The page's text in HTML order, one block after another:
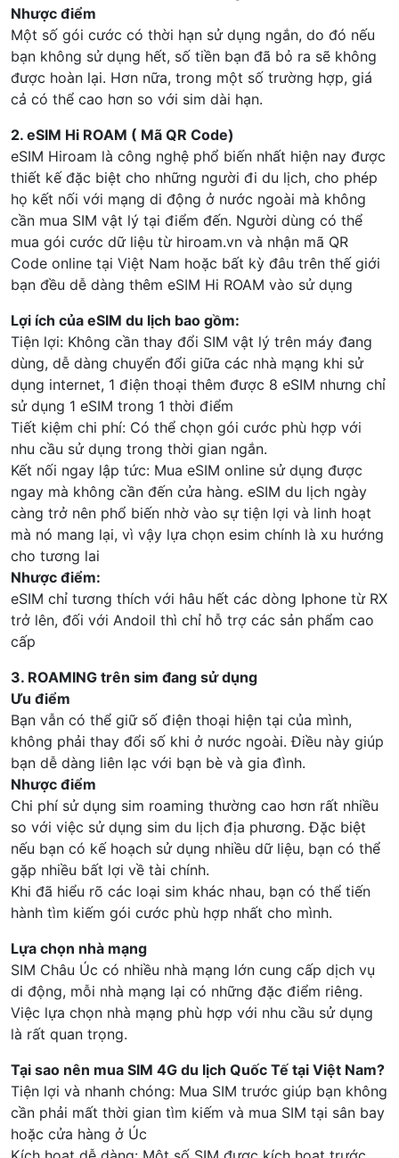
Nhược điểm
Một số gói cước có thời hạn sử dụng ngắn, do đó nếu
bạn không sử dụng hết, số tiền bạn đã bỏ ra sẽ không
được hoàn lại. Hơn nữa, trong một số trường hợp, giá
cả có thể cao hơn so với sim dài hạn.
2. eSIM Hi ROAM ( Mã QR Code)
eSIM Hiroam là công nghệ phổ biến nhất hiện nay được
thiết kế đặc biệt cho những người đi du lịch, cho phép
họ kết nối với mạng di động ở nước ngoài mà không
cần mua SIM vật lý tại điểm đến. Người dùng có thể
mua gói cước dữ liệu từ hiroam.vn và nhận mã QR
Code online tại Việt Nam hoặc bất kỳ đâu trên thế giới
bạn đều dễ dàng thêm eSIM Hi ROAM vào sử dụng
Lợi ích của eSIM du lịch bao gồm:
Tiện lợi: Không cần thay đổi SIM vật lý trên máy đang
dùng, dễ dàng chuyển đổi giữa các nhà mạng khi sử
dụng internet, 1 điện thoại thêm được 8 eSIM nhưng chỉ
sử dụng 1 eSIM trong 1 thời điểm
Tiết kiệm chi phí: Có thể chọn gói cước phù hợp với
nhu cầu sử dụng trong thời gian ngắn.
Kết nối ngay lập tức: Mua eSIM online sử dụng được
ngay mà không cần đến cửa hàng. eSIM du lịch ngày
càng trở nên phổ biến nhờ vào sự tiện lợi và linh hoạt
mà nó mang lại, vì vậy lựa chọn esim chính là xu hướng
cho tương lai
Nhược điểm:
eSIM chỉ tương thích với hâu hết các dòng Iphone từ RX
trở lên, đối với Andoil thì chỉ hỗ trợ các sản phẩm cao
cấp
3. ROAMING trên sim đang sử dụng
Ưu điểm
Bạn vẫn có thể giữ số điện thoại hiện tại của mình,
không phải thay đổi số khi ở nước ngoài. Điều này giúp
bạn dễ dàng liên lạc với bạn bè và gia đình.
Nhược điểm
Chi phí sử dụng sim roaming thường cao hơn rất nhiều
so với việc sử dụng sim du lịch địa phương. Đặc biệt
nếu bạn có kế hoạch sử dụng nhiều dữ liệu, bạn có thể
gặp nhiều bất lợi về tài chính.
Khi đã hiểu rõ các loại sim khác nhau, bạn có thể tiến
hành tìm kiếm gói cước phù hợp nhất cho mình.
Lựa chọn nhà mạng
SIM Châu Úc có nhiều nhà mạng lớn cung cấp dịch vụ
di động, mỗi nhà mạng lại có những đặc điểm riêng.
Việc lựa chọn nhà mạng phù hợp với nhu cầu sử dụng
là rất quan trọng.
Tại sao nên mua SIM 4G du lịch Quốc Tế tại Việt Nam?
Tiện lợi và nhanh chóng: Mua SIM trước giúp bạn không
cần phải mất thời gian tìm kiếm và mua SIM tại sân bay
hoặc cửa hàng ở Úc